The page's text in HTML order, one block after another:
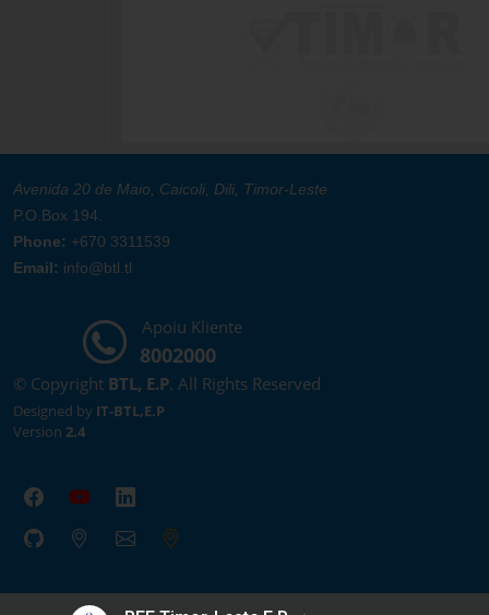
Avenida 20 de Maio, Caicoli, Dili, Timor-Leste
P.O.Box 194.
Phone: +670 3311539
Email: info@btl.tl
Apoiu Kliente
8002000
© Copyright BTL, E.P. All Rights Reserved
Designed by IT-BTL,E.P
Version 2.4